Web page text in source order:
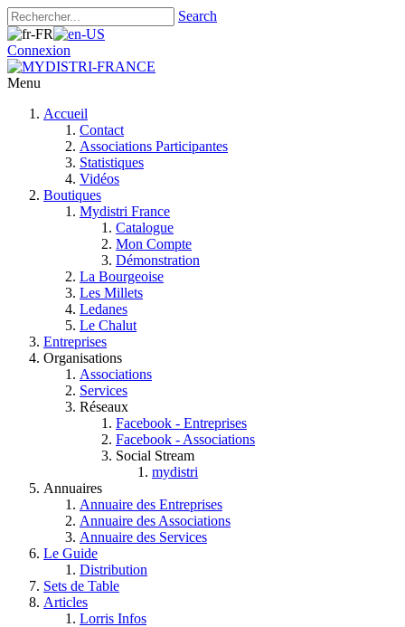
Search
Connexion
Menu
Accueil
Contact
Associations Participantes
Statistiques
Vidéos
Boutiques
Mydistri France
Catalogue
Mon Compte
Démonstration
La Bourgeoise
Les Millets
Ledanes
Le Chalut
Entreprises
Organisations
Associations
Services
Réseaux
Facebook - Entreprises
Facebook - Associations
Social Stream
mydistri
Annuaires
Annuaire des Entreprises
Annuaire des Associations
Annuaire des Services
Le Guide
Distribution
Sets de Table
Articles
Lorris Infos